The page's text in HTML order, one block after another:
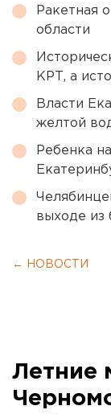
Ракетная
области
КРТ, а
Власти
желтой
Ребенка
выходе из
← НОВОСТИ
Летние